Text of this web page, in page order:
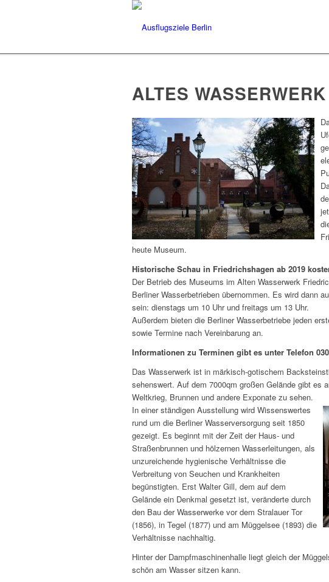
ALTES
heute Museum.
Historische Schau in Friedrichshagen ab 2019
Der Betrieb des Museums im Alten Wasserwerk
Berliner Wasserbetrieben übernommen. Es wird dann
sein: dienstags um 10 Uhr und freitags um 13 Uhr.
Außerdem bieten die Berliner Wasserbetriebe jeden
sowie Termine nach Vereinbarung an.
Informationen zu Terminen gibt es unter Telefon
Das Wasserwerk ist in märkisch-gotischem
sehenswert. Auf dem 7000qm großen Gelände gibt es
Weltkrieg, Brunnen und andere Exponate zu sehen.
In einer ständigen Ausstellung wird Wissenswertes
rund um die Berliner Wasserversorgung seit 1850
gezeigt. Es beginnt mit der Zeit der Haus- und
Straßenbrunnen und hölzernen Wasserleitungen, als
unzureichende hygienische Verhältnisse die
Verbreitung von Seuchen und Krankheiten
begünstigten. Erst Walter Gill, dem auf dem
Gelände ein Denkmal gesetzt ist, veränderte durch
den Bau der Wasserwerke vor dem Stralauer Tor
(1856), in Tegel (1877) und am Müggelsee (1893) die
Verhältnisse nachhaltig.
Hinter der Dampfmaschinenhalle liegt gleich der
schön am Wasser sitzen kann.